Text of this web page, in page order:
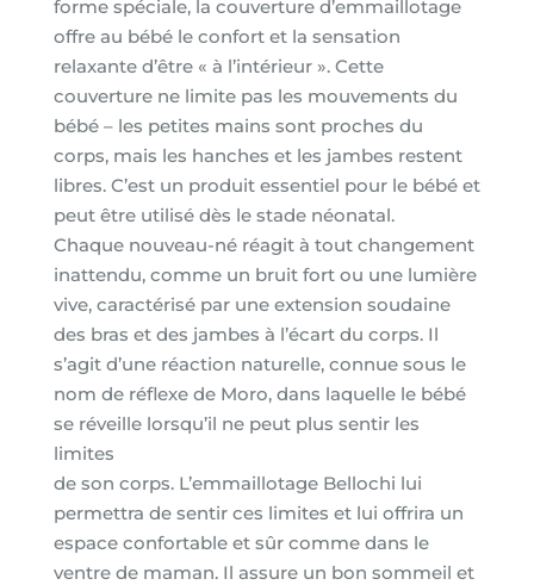
forme spéciale, la couverture d’emmaillotage
offre au bébé le confort et la sensation
relaxante d’être « à l’intérieur ». Cette
couverture ne limite pas les mouvements du
bébé – les petites mains sont proches du
corps, mais les hanches et les jambes restent
libres. C’est un produit essentiel pour le bébé et
peut être utilisé dès le stade néonatal.
Chaque nouveau-né réagit à tout changement
inattendu, comme un bruit fort ou une lumière
vive, caractérisé par une extension soudaine
des bras et des jambes à l’écart du corps. Il
s’agit d’une réaction naturelle, connue sous le
nom de réflexe de Moro, dans laquelle le bébé
se réveille lorsqu’il ne peut plus sentir les
limites
de son corps. L’emmaillotage Bellochi lui
permettra de sentir ces limites et lui offrira un
espace confortable et sûr comme dans le
ventre de maman. Il assure un bon sommeil et